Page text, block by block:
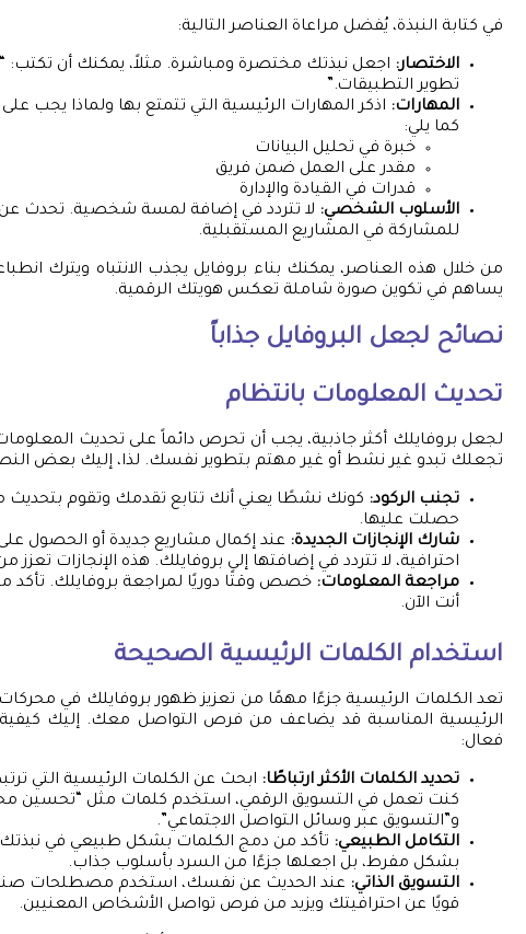
في كتابة النبذة، يُفضل مراعاة العناصر التالية:
الاختصار:
تطوير التطبيقات.”
المهارات: اذكر المهارات الرئيسية التي تتمتع بها ولماذا يجب
كما يلي:
خبرة في تحليل البيانات
مقدر على العمل ضمن فريق
قدرات في القيادة والإدارة
الأسلوب الشخصي: لا تتردد في إضافة لمسة شخصية. تحدث
للمشاركة في المشاريع المستقبلية.
من خلال هذه العناصر، يمكنك بناء بروفايل يجذب الانتباه ويترك
يساهم في تكوين صورة شاملة تعكس هويتك الرقمية.
نصائح لجعل البروفايل جذاباً
تحديث المعلومات بانتظام
لجعل بروفايلك أكثر جاذبية، يجب أن تحرص دائماً على تحديث
تجعلك تبدو غير نشط أو غير مهتم بتطوير نفسك. لذا، إليك بعض
تجنب الركود: كونك نشطًا يعني أنك تتابع تقدمك وتقوم بتحديث
حصلت عليها.
شارك الإنجازات الجديدة: عند إكمال مشاريع جديدة أو الحصول
احترافية، لا تتردد في إضافتها إلى بروفايلك. هذه الإنجازات
مراجعة المعلومات: خصص وقتًا دوريًا لمراجعة بروفايلك.
أنت الآن.
استخدام الكلمات الرئيسية الصحيحة
تعد الكلمات الرئيسية جزءًا مهمًا من تعزيز ظهور بروفايلك في محركات
الرئيسية المناسبة قد يضاعف من فرص التواصل معك. إليك
فعال:
تحديد الكلمات الأكثر ارتباطًا: ابحث عن الكلمات الرئيسية التي
كنت تعمل في التسويق الرقمي، استخدم كلمات مثل “تحسين
و”التسويق عبر وسائل التواصل الاجتماعي”.
التكامل الطبيعي: تأكد من دمج الكلمات بشكل طبيعي في
بشكل مفرط، بل اجعلها جزءًا من السرد بأسلوب جذاب.
التسويق الذاتي: عند الحديث عن نفسك، استخدم مصطلحات
قويًا عن احترافيتك ويزيد من فرص تواصل الأشخاص المعنيين.